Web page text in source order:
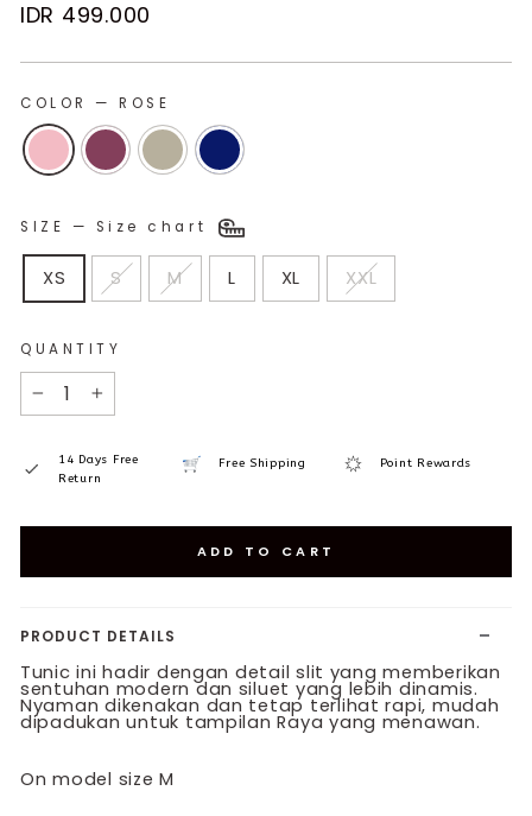
Regular
IDR 499.000
COLOR —ROSE
SIZE — Size chart
XS S M L XL XXL
QUANTITY
+
14 Days Free
Return
Free Shipping Point Rewards
ADD TO CART
PRODUCT DETAILS
Tunic ini hadir dengan detail slit yang memberikan
sentuhan modern dan siluet yang lebih dinamis.
Nyaman dikenakan dan tetap terlihat rapi, mudah
dipadukan untuk tampilan Raya yang menawan.
On model size M